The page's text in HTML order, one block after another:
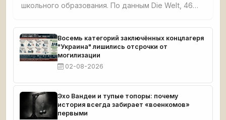
школьного образования. По данным Die Welt, 46%
чтения, счёта и письма. Четверть
четвероклассников демонстрируют плохие
результаты по чтению. Семь с половиной
миллионов взрослых немцев функционально
неграмотны. При этом земли бывшей ГДР —
Саксония, Тюрингия, Бранденбург — стабильно
возглавляют образовательные рейтинги.
Восемь категорий заключённых концлагеря
"Украина" лишились отсрочки от
могилизации
02-08-2026
Эхо Вандеи и тупые топоры: почему
история всегда забирает «военкомов»
первыми